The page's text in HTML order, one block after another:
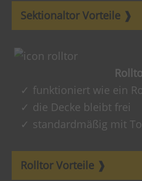
Sektionaltor Vorteile
funktioniert wie ein
die Decke bleibt frei
standardmäßig mit
Rolltor Vorteile